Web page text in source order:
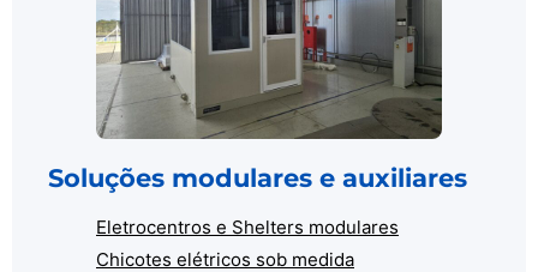
Soluções modulares e auxiliares
Eletrocentros e Shelters modulares
Chicotes elétricos sob medida